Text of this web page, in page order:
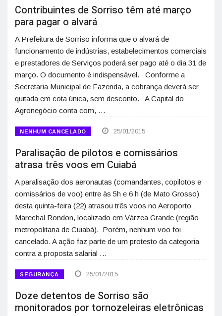
Contribuintes de Sorriso têm até março
para pagar o alvará
A Prefeitura de Sorriso informa que o alvará de
funcionamento de indústrias, estabelecimentos comerciais
e prestadores de Serviços poderá ser pago até o dia 31 de
março. O documento é indispensável. Conforme a
Secretaria Municipal de Fazenda, a cobrança deverá ser
quitada em cota única, sem desconto. A Capital do
Agronegócio conta com, …
NENHUM CANCELADO 25/01/2015
Paralisação de pilotos e comissários
atrasa três voos em Cuiabá
A paralisação dos aeronautas (comandantes, copilotos e
comissários de voo) entre às 5h e 6 h (de Mato Grosso)
desta quinta-feira (22) atrasou três voos no Aeroporto
Marechal Rondon, localizado em Várzea Grande (região
metropolitana de Cuiabá). Porém, nenhum voo foi
cancelado. A ação faz parte de um protesto da categoria
contra a proposta salarial …
SEGURANÇA 25/01/2015
Doze detentos de Sorriso são
monitorados por tornozeleiras eletrônicas